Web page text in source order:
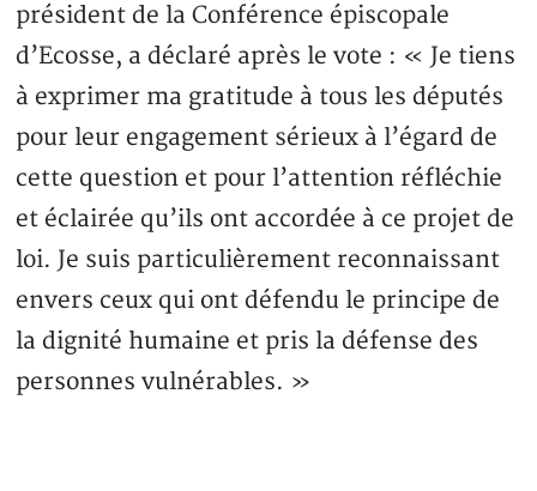
président de la Conférence épiscopale
d’Ecosse, a déclaré après le vote : « Je tiens
à exprimer ma gratitude à tous les députés
pour leur engagement sérieux à l’égard de
cette question et pour l’attention réfléchie
et éclairée qu’ils ont accordée à ce projet de
loi. Je suis particulièrement reconnaissant
envers ceux qui ont défendu le principe de
la dignité humaine et pris la défense des
personnes vulnérables. »